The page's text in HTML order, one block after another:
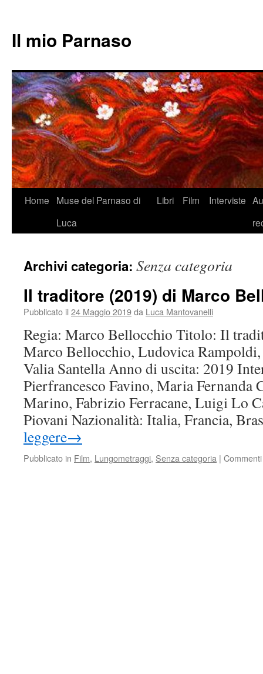
Il mio Parnaso
VaiHome
Muse del Parnaso di
Luca
Libri Film Interviste
Archivi categoria: Senza categoria
Il traditore (2019) di Marco
Pubblicato il 24 Maggio 2019da Luca Mantovanelli
Regia: Marco Bellocchio Titolo: Il
Marco Bellocchio, Ludovica Rampoldi,
Valia Santella Anno di uscita: 2019
Pierfrancesco Favino, Maria Fernanda
Marino, Fabrizio Ferracane, Luigi Lo
Piovani Nazionalità: Italia, Francia,
leggere→
Pubblicato in Film, Lungometraggi, Senza categoria |